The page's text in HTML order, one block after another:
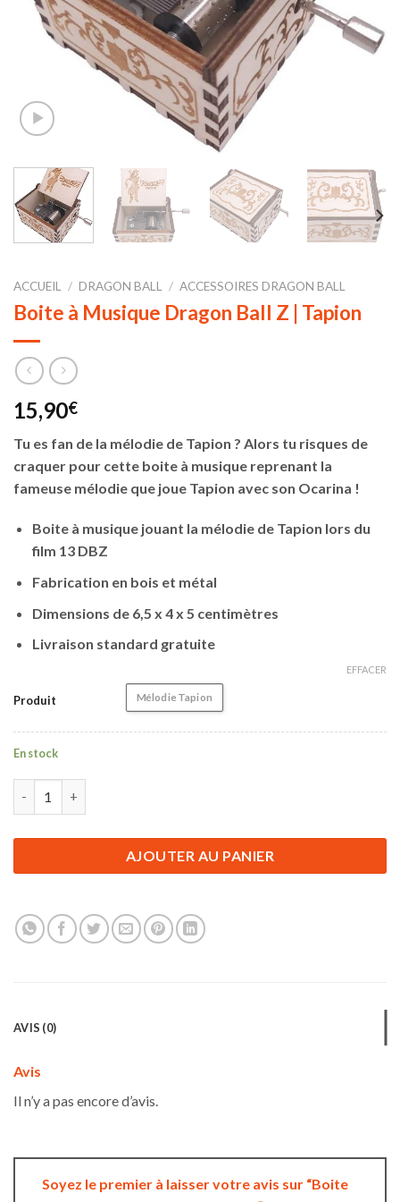
ACCUEIL / DRAGON BALL / ACCESSOIRES DRAGON BALL
Boite à Musique Dragon Ball Z | Tapion
15,90€
Tu es fan de la mélodie de Tapion ? Alors tu risques de
craquer pour cette boite à musique reprenant la
fameuse mélodie que joue Tapion avec son Ocarina !
Boite à musique jouant la mélodie de Tapion lors du
film 13 DBZ
Fabrication en bois et métal
Dimensions de 6,5 x 4 x 5 centimètres
Livraison standard gratuite
Produit Mélodie Tapion
EFFACER
En stock
AJOUTER AU PANIER
AVIS (0)
Avis
Il n’y a pas encore d’avis.
Soyez le premier à laisser votre avis sur “Boite